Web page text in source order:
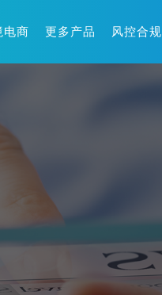
电商 更多产品 风控合规